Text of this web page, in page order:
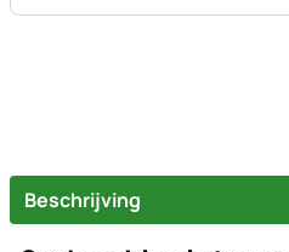
Beschrijving